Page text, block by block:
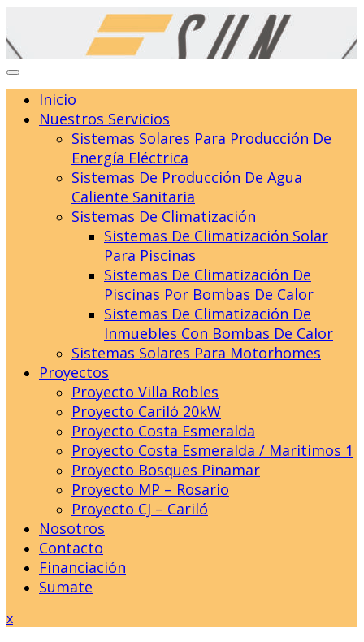
content
Inicio
Nuestros Servicios
Sistemas Solares Para Producción De
Energía Eléctrica
Sistemas De Producción De Agua
Caliente Sanitaria
Sistemas De Climatización
Sistemas De Climatización Solar
Para Piscinas
Sistemas De Climatización De
Piscinas Por Bombas De Calor
Sistemas De Climatización De
Inmuebles Con Bombas De Calor
Sistemas Solares Para Motorhomes
Proyectos
Proyecto Villa Robles
Proyecto Cariló 20kW
Proyecto Costa Esmeralda
Proyecto Costa Esmeralda / Maritimos 1
Proyecto Bosques Pinamar
Proyecto MP – Rosario
Proyecto CJ – Cariló
Nosotros
Contacto
Financiación
Sumate
xClose